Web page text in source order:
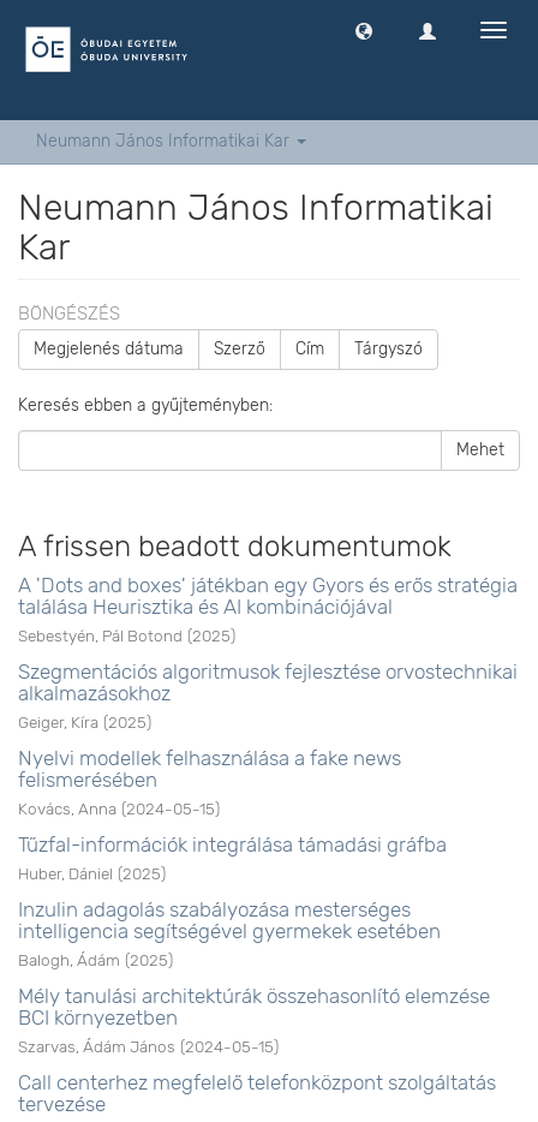
Neumann János Informatikai Kar
Neumann János Informatikai
Kar
BÖNGÉSZÉS
Megjelenés dátuma Szerző Cím Tárgyszó
Keresés ebben a gyűjteményben:
Mehet
A frissen beadott dokumentumok
A 'Dots and boxes' játékban egy Gyors és erős stratégia
találása Heurisztika és AI kombinációjával
Sebestyén, Pál Botond (2025)
Szegmentációs algoritmusok fejlesztése orvostechnikai
alkalmazásokhoz
Geiger, Kíra (2025)
Nyelvi modellek felhasználása a fake news
felismerésében
Kovács, Anna (2024-05-15)
Tűzfal-információk integrálása támadási gráfba
Huber, Dániel (2025)
Inzulin adagolás szabályozása mesterséges
intelligencia segítségével gyermekek esetében
Balogh, Ádám (2025)
Mély tanulási architektúrák összehasonlító elemzése
BCI környezetben
Szarvas, Ádám János (2024-05-15)
Call centerhez megfelelő telefonközpont szolgáltatás
tervezése